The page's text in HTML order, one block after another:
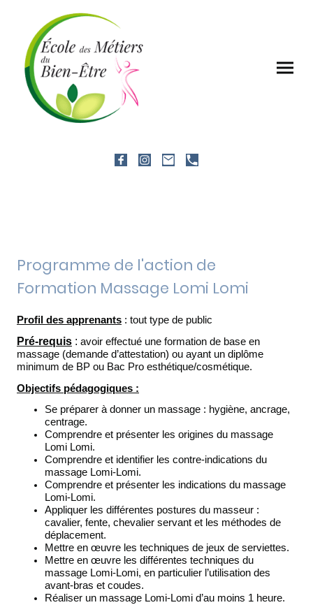
Programme de l'action de
Formation Massage Lomi Lomi
Profil des apprenants : tout type de public
Pré-requis : avoir effectué une formation de base en
massage (demande d’attestation) ou ayant un diplôme
minimum de BP ou Bac Pro esthétique/cosmétique.
Objectifs pédagogiques :
Se préparer à donner un massage : hygiène, ancrage,
centrage.
Comprendre et présenter les origines du massage
Lomi Lomi.
Comprendre et identifier les contre-indications du
massage Lomi-Lomi.
Comprendre et présenter les indications du massage
Lomi-Lomi.
Appliquer les différentes postures du masseur :
cavalier, fente, chevalier servant et les méthodes de
déplacement.
Mettre en œuvre les techniques de jeux de serviettes.
Mettre en œuvre les différentes techniques du
massage Lomi-Lomi, en particulier l’utilisation des
avant-bras et coudes.
Réaliser un massage Lomi-Lomi d’au moins 1 heure.